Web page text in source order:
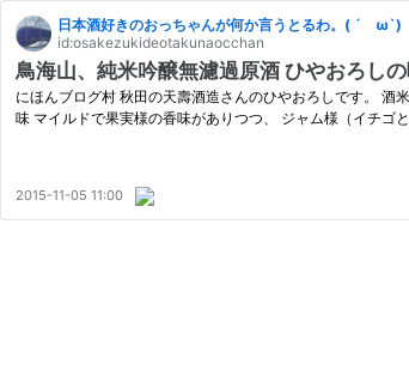
日本酒好きのおっちゃんが何か言うとるわ。( ´ ω`)
id:osakezukideotakunaocchan
鳥海山、純米吟醸無濾過原酒 ひやお
にほんブログ村 秋田の天壽酒造さんのひやおろしです。
味 マイルドで果実様の香味がありつつ、 ジャム様（イチゴ
2015-11-05 11:00